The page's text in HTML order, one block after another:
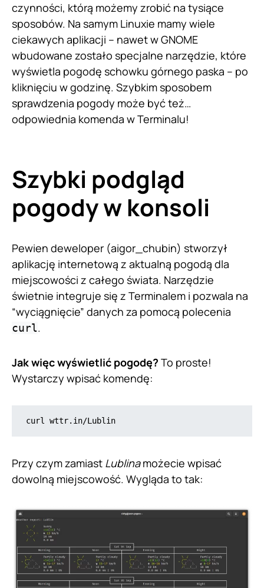
czynności, którą możemy zrobić na tysiące
sposobów. Na samym Linuxie mamy wiele
ciekawych aplikacji – nawet w GNOME
wbudowane zostało specjalne narzędzie, które
wyświetla pogodę schowku górnego paska – po
kliknięciu w godzinę. Szybkim sposobem
sprawdzenia pogody może być też…
odpowiednia komenda w Terminalu!
Szybki podgląd
pogody w konsoli
Pewien deweloper (aigor_chubin) stworzył
aplikację internetową z aktualną pogodą dla
miejscowości z całego świata. Narzędzie
świetnie integruje się z Terminalem i pozwala na
“wyciągnięcie” danych za pomocą polecenia
curl.
Jak więc wyświetlić pogodę? To proste!
Wystarczy wpisać komendę:
curl wttr.in/Lublin
Przy czym zamiast Lublinamożecie wpisać
dowolną miejscowość. Wygląda to tak: